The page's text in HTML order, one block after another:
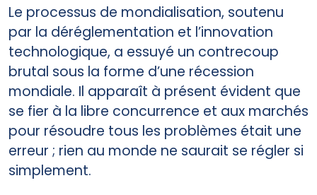
Le processus de mondialisation, soutenu
par la déréglementation et l’innovation
technologique, a essuyé un contrecoup
brutal sous la forme d’une récession
mondiale. Il apparaît à présent évident que
se fier à la libre concurrence et aux marchés
pour résoudre tous les problèmes était une
erreur ; rien au monde ne saurait se régler si
simplement.